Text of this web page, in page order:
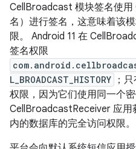
CellBroadcast 模块签名使
名）进行签名，这意味着该
限。 Android 11 在
签名权限
L_BROADCAST_HISTORY
；
权限，因为它们使用同一个
CellBroadcastReceiver 应
内的数据库的完全访问权限。